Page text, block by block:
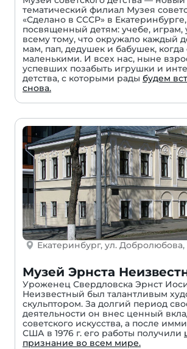
тематический филиал Музея
«Сделано в СССР» в
посвященный детям: учебе, играм,
всему тому, что окружало каждый
мам, пап, дедушек и бабушек,
маленькими. И всех нас, ныне
успевших позабыть игрушки и
детства, с которыми рады будем
снова.
Екатеринбург, ул. Добролюбова,
Музей Эрнста
Уроженец Свердловска Эрнст
Неизвестный был талантливым
скульптором. За долгий период
деятельности он внес ценный
советского искусства, а после
США в 1976 г. его работы получили
признание во всем мире.